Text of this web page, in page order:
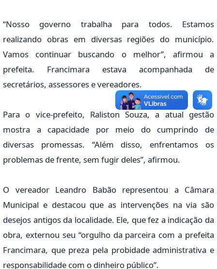
“Nosso governo trabalha para todos. Estamos
realizando obras em diversas regiões do município.
Vamos continuar buscando o melhor”, afirmou a
prefeita. Francimara estava acompanhada de
secretários, assessores e vereadores.
Para o vice-prefeito, Raliston Souza, a atual gestão
mostra a capacidade por meio do cumprindo de
diversas promessas. “Além disso, enfrentamos os
problemas de frente, sem fugir deles”, afirmou.
O vereador Leandro Babão representou a Câmara
Municipal e destacou que as intervenções na via são
desejos antigos da localidade. Ele, que fez a indicação da
obra, externou seu “orgulho da parceira com a prefeita
Francimara, que preza pela probidade administrativa e
responsabilidade com o dinheiro público”.